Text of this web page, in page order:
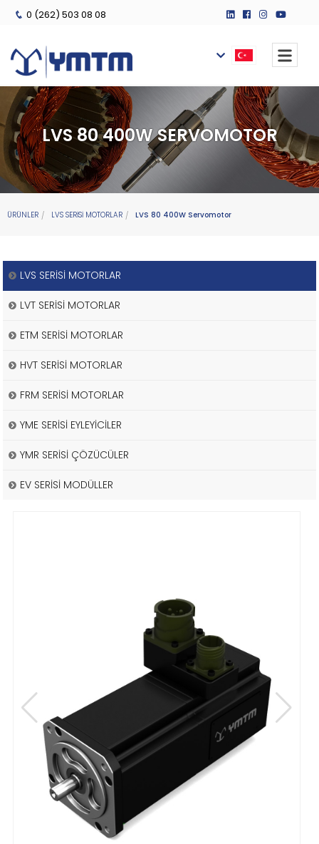
0 (262) 503 08 08
LVS 80 400W SERVOMOTOR
ÜRÜNLER LVS SERİSİ MOTORLAR LVS 80 400W Servomotor
LVS SERİSİ MOTORLAR
LVT SERİSİ MOTORLAR
ETM SERİSİ MOTORLAR
HVT SERİSİ MOTORLAR
FRM SERİSİ MOTORLAR
YME SERİSİ EYLEYİCİLER
YMR SERİSİ ÇÖZÜCÜLER
EV SERİSİ MODÜLLER